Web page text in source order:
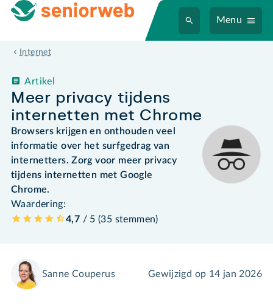
Menu
Internet
Meer privacy tijdens
internetten met Chrome
Artikel
Browsers krijgen en onthouden veel
informatie over het surfgedrag van
internetters. Zorg voor meer privacy
tijdens internetten met Google
Chrome.
Waardering:
4,7 / 5 (35 stemmen)
Sanne Couperus Gewijzigd op 14 jan 2026